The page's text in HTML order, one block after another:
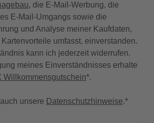
, die E-Mail-Werbung, die
E-Mail-Umgangs sowie die
und Analyse meiner Kaufdaten,
umfasst, einverstanden.
kann ich jederzeit widerrufen.
meines Einverständnisses erhalte
Willkommensgutschein*.
unsere Datenschutzhinweise.